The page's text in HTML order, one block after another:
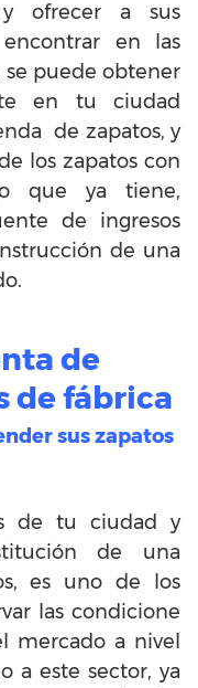
ofrecer a sus
en las
se puede obtener
en tu ciudad
de zapatos, y
los zapatos con
que ya tiene,
de ingresos
de una
de
de fábrica
sus zapatos
de tu ciudad y
de una
es uno de los
las condicione
mercado a nivel
a este sector, ya